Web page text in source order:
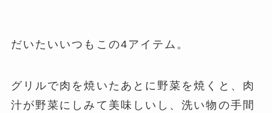
だいたいいつもこの4アイテム。
グリルで肉を焼いたあとに野菜を焼くと、肉
汁が野菜にしみて美味しいし、洗い物の手間